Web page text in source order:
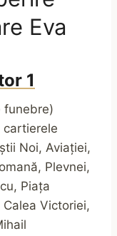
Eva
1
funebre)
cartierele
Noi, Aviației,
Plevnei,
Piața
Victoriei,